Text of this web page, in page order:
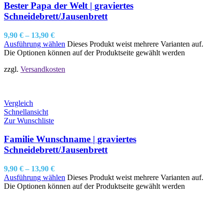
Bester Papa der Welt | graviertes
Schneidebrett/Jausenbrett
9,90 € – 13,90 €
Ausführung wählen Dieses Produkt weist mehrere Varianten auf.
Die Optionen können auf der Produktseite gewählt werden
zzgl. Versandkosten
Vergleich
Schnellansicht
Zur Wunschliste
Familie Wunschname | graviertes
Schneidebrett/Jausenbrett
9,90 € – 13,90 €
Ausführung wählen Dieses Produkt weist mehrere Varianten auf.
Die Optionen können auf der Produktseite gewählt werden